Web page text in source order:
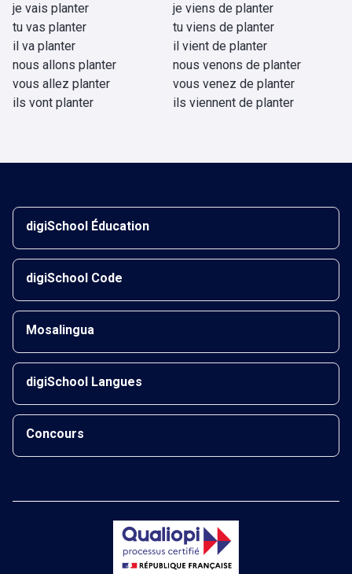
je vais planter
tu vas planter
il va planter
nous allons planter
vous allez planter
ils vont planter
je viens de planter
tu viens de planter
il vient de planter
nous venons de planter
vous venez de planter
ils viennent de planter
digiSchool Éducation
digiSchool Code
Mosalingua
digiSchool Langues
Concours